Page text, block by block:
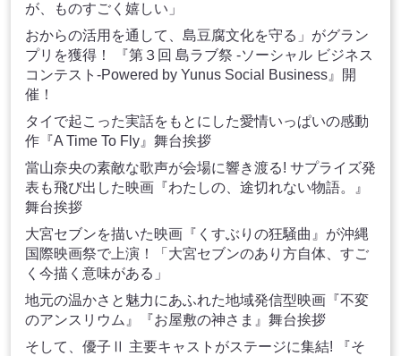
が、ものすごく嬉しい」
おからの活用を通して、島豆腐文化を守る」がグラン
プリを獲得！ 『第３回 島ラブ祭 -ソーシャル ビジネス
コンテスト-Powered by Yunus Social Business』開
催！
タイで起こった実話をもとにした愛情いっぱいの感動
作『A Time To Fly』舞台挨拶
當山奈央の素敵な歌声が会場に響き渡る! サプライズ発
表も飛び出した映画『わたしの、途切れない物語。』
舞台挨拶
大宮セブンを描いた映画『くすぶりの狂騒曲』が沖縄
国際映画祭で上演！「大宮セブンのあり方自体、すご
く今描く意味がある」
地元の温かさと魅力にあふれた地域発信型映画『不変
のアンスリウム』『お屋敷の神さま』舞台挨拶
そして、優子Ⅱ 主要キャストがステージに集結! 『そ